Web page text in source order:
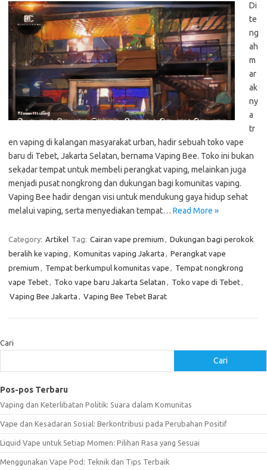
Di
te
ng
ah
m
ar
ak
ny
a
tr
en vaping di kalangan masyarakat urban, hadir sebuah toko vape
baru di Tebet, Jakarta Selatan, bernama Vaping Bee. Toko ini bukan
sekadar tempat untuk membeli perangkat vaping, melainkan juga
menjadi pusat nongkrong dan dukungan bagi komunitas vaping.
Vaping Bee hadir dengan visi untuk mendukung gaya hidup sehat
melalui vaping, serta menyediakan tempat… Read More »
Category: Artikel Tag: Cairan vape premium , Dukungan bagi perokok
beralih ke vaping , Komunitas vaping Jakarta , Perangkat vape
premium , Tempat berkumpul komunitas vape , Tempat nongkrong
vape Tebet, Toko vape baru Jakarta Selatan , Toko vape di Tebet,
Vaping Bee Jakarta , Vaping Bee Tebet Barat
Cari
Cari
Pos-pos Terbaru
Vaping dan Keterlibatan Politik: Suara dalam Komunitas
Vape dan Kesadaran Sosial: Berkontribusi pada Perubahan Positif
Liquid Vape untuk Setiap Momen: Pilihan Rasa yang Sesuai
Menggunakan Vape Pod: Teknik dan Tips Terbaik